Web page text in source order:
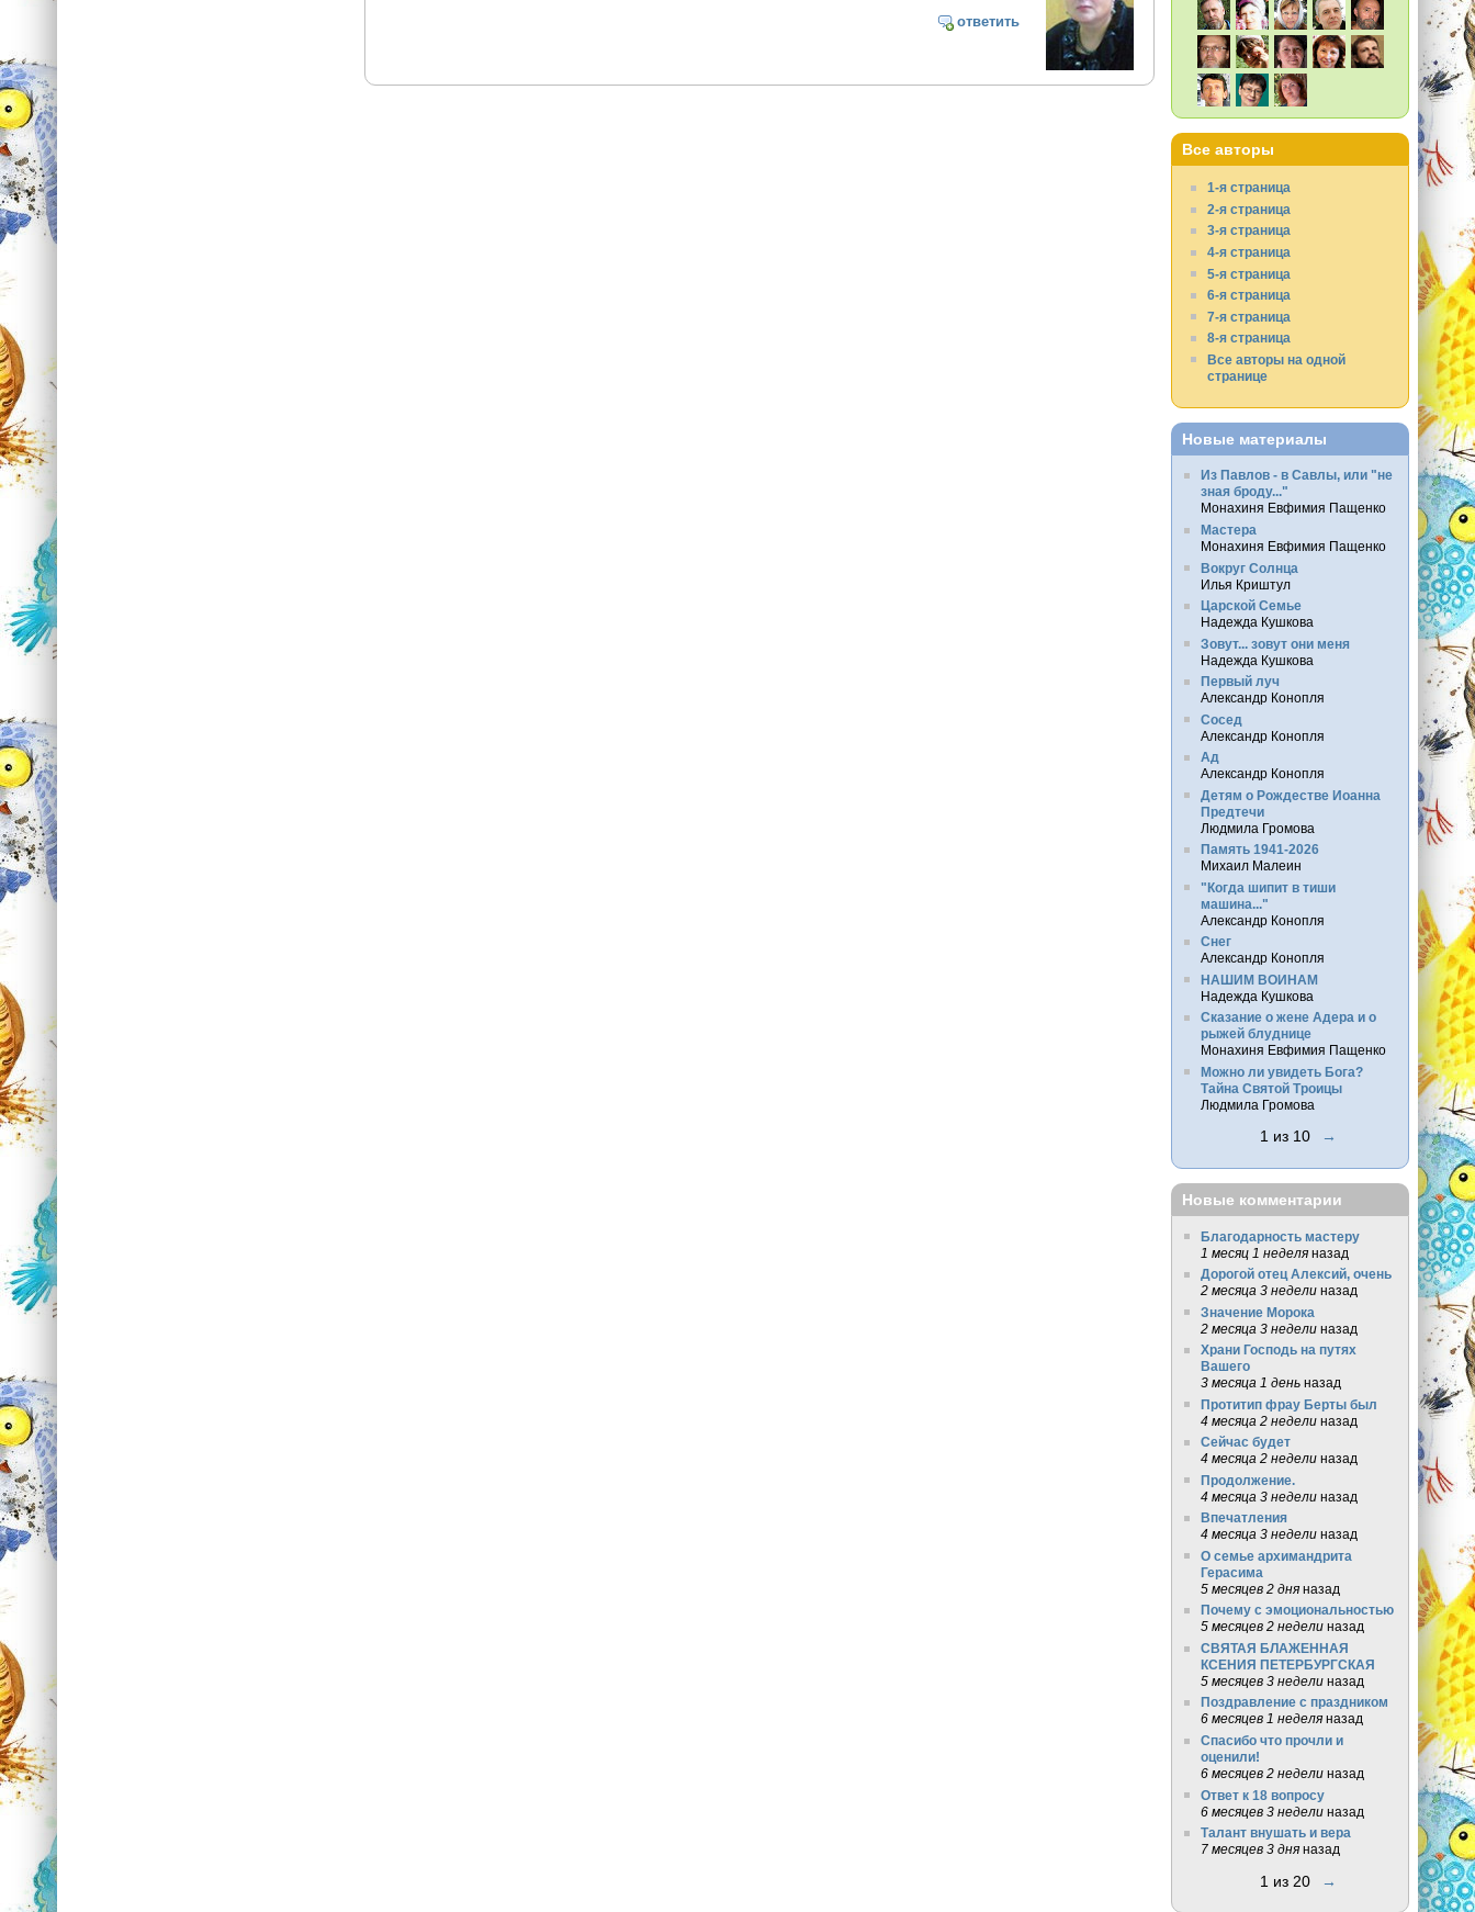
ответить
Все авторы
1-я страница
2-я страница
3-я страница
4-я страница
5-я страница
6-я страница
7-я страница
8-я страница
Все авторы на одной
странице
Новые материалы
Из Павлов - в Савлы, или "не
зная броду..."
Монахиня Евфимия Пащенко
Мастера
Монахиня Евфимия Пащенко
Вокруг Солнца
Илья Криштул
Царской Семье
Надежда Кушкова
Зовут... зовут они меня
Надежда Кушкова
Первый луч
Александр Конопля
Сосед
Александр Конопля
Ад
Александр Конопля
Детям о Рождестве Иоанна
Предтечи
Людмила Громова
Память 1941-2026
Михаил Малеин
"Когда шипит в тиши
машина..."
Александр Конопля
Снег
Александр Конопля
НАШИМ ВОИНАМ
Надежда Кушкова
Сказание о жене Адера и о
рыжей блуднице
Монахиня Евфимия Пащенко
Можно ли увидеть Бога?
Тайна Святой Троицы
Людмила Громова
1 из 10 →
Новые комментарии
Благодарность мастеру
1 месяц 1 неделяназад
Дорогой отец Алексий, очень
2 месяца 3 неделиназад
Значение Морока
2 месяца 3 неделиназад
Храни Господь на путях
Вашего
3 месяца 1 деньназад
Протитип фрау Берты был
4 месяца 2 неделиназад
Сейчас будет
4 месяца 2 неделиназад
Продолжение.
4 месяца 3 неделиназад
Впечатления
4 месяца 3 неделиназад
О семье архимандрита
Герасима
5 месяцев 2 дняназад
Почему с эмоциональностью
5 месяцев 2 неделиназад
СВЯТАЯ БЛАЖЕННАЯ
КСЕНИЯ ПЕТЕРБУРГСКАЯ
5 месяцев 3 неделиназад
Поздравление с праздником
6 месяцев 1 неделяназад
Спасибо что прочли и
оценили!
6 месяцев 2 неделиназад
Ответ к 18 вопросу
6 месяцев 3 неделиназад
Талант внушать и вера
7 месяцев 3 дняназад
1 из 20 →